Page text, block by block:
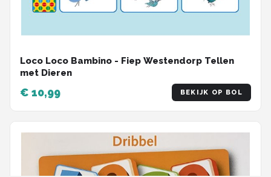
Loco Loco Bambino - Fiep Westendorp Tellen
met Dieren
€ 10,99 BEKIJK OP BOL